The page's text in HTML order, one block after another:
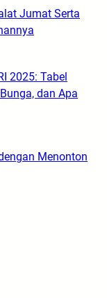
Jumat Serta
2025: Tabel
dan Apa
Menonton